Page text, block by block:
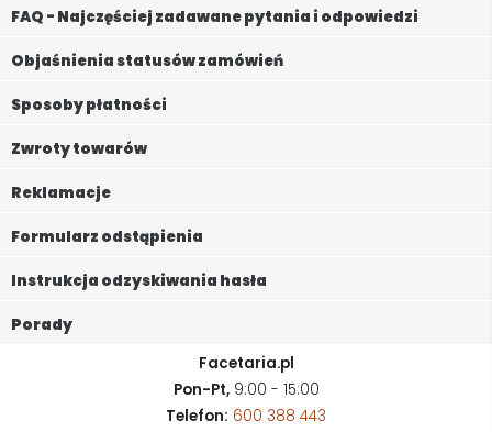
FAQ - Najczęściej zadawane pytania i odpowiedzi
Objaśnienia statusów zamówień
Sposoby płatności
Zwroty towarów
Reklamacje
Formularz odstąpienia
Instrukcja odzyskiwania hasła
Porady
Facetaria.pl
Pon-Pt,9:00 - 15:00
Telefon: 600 388 443